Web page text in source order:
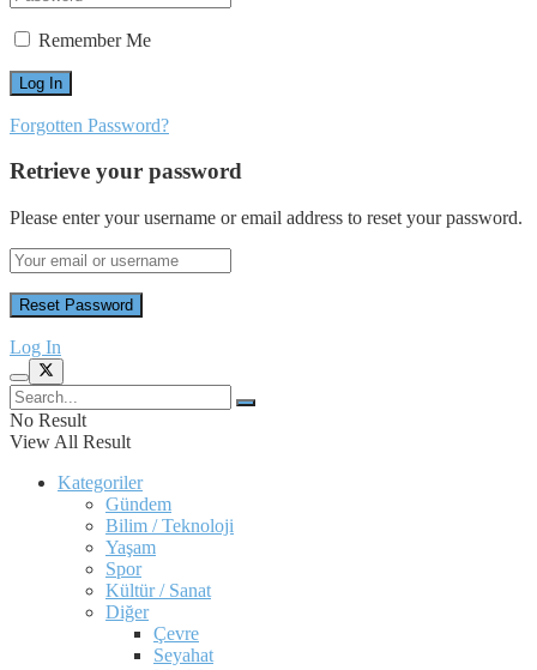
Remember Me
Forgotten Password?
Retrieve your password
Please enter your username or email address to reset your password.
Log In
No Result
View All Result
Kategoriler
Gündem
Bilim / Teknoloji
Yaşam
Spor
Kültür / Sanat
Diğer
Çevre
Seyahat